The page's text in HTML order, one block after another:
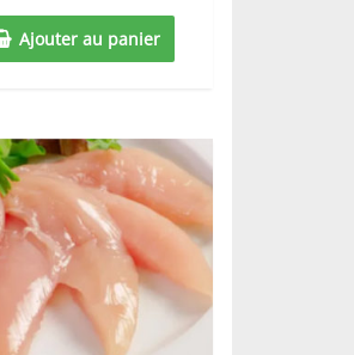
Ajouter au panier